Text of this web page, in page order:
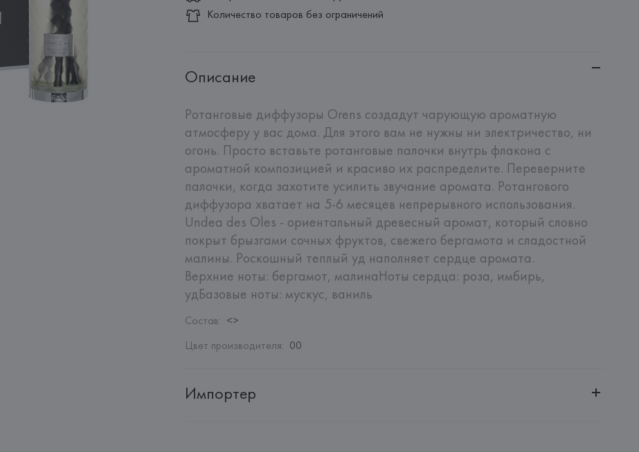
Количество товаров без ограничений
Описание
Ротанговые диффузоры Orens создадут чарующую ароматную
атмосферу у вас дома. Для этого вам не нужны ни электричество, ни
огонь. Просто вставьте ротанговые палочки внутрь флакона с
ароматной композицией и красиво их распределите. Переверните
палочки, когда захотите усилить звучание аромата. Ротангового
диффузора хватает на 5-6 месяцев непрерывного использования.
Undea des Oles - ориентальный древесный аромат, который словно
покрыт брызгами сочных фруктов, свежего бергамота и сладостной
малины. Роскошный теплый уд наполняет сердце аромата.
Верхние ноты: бергамот, малинаНоты сердца: роза, имбирь,
удБазовые ноты: мускус, ваниль
Состав: <>
Цвет производителя: 00
Импортер